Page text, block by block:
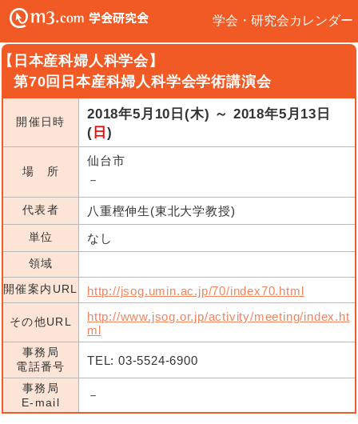
学会・研究会カレンダー
日本産科婦人科学会】
第70回日本産科婦人科学会学術講演会
開催日時
2018年5月10日(木) ～ 2018年5月13日
( 日 )
場 所
仙台市
－
代表者 八重樫伸生(東北大学教授)
単位 なし
領域
開催案内URL
http://jsog.umin.ac.jp/70/index70.html
その他URL
http://www.jsog.or.jp/activity/meeting/index.ht
ml
事務局
電話番号
TEL: 03-5524-6900
事務局
E-mail
－